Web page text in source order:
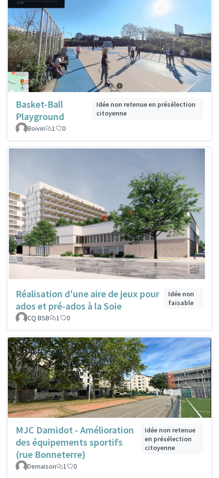
Basket-Ball
Playground
Idée non retenue en présélection
citoyenne
Boivin
1 0
Réalisation d'une aire de jeux pour
ados et pré-ados à la Soie
Idée non
faisable
CQ BSB
1 0
MJC Damidot - Amélioration
des équipements sportifs
(rue Bonneterre)
Idée non retenue
en présélection
citoyenne
Demaison 1 0